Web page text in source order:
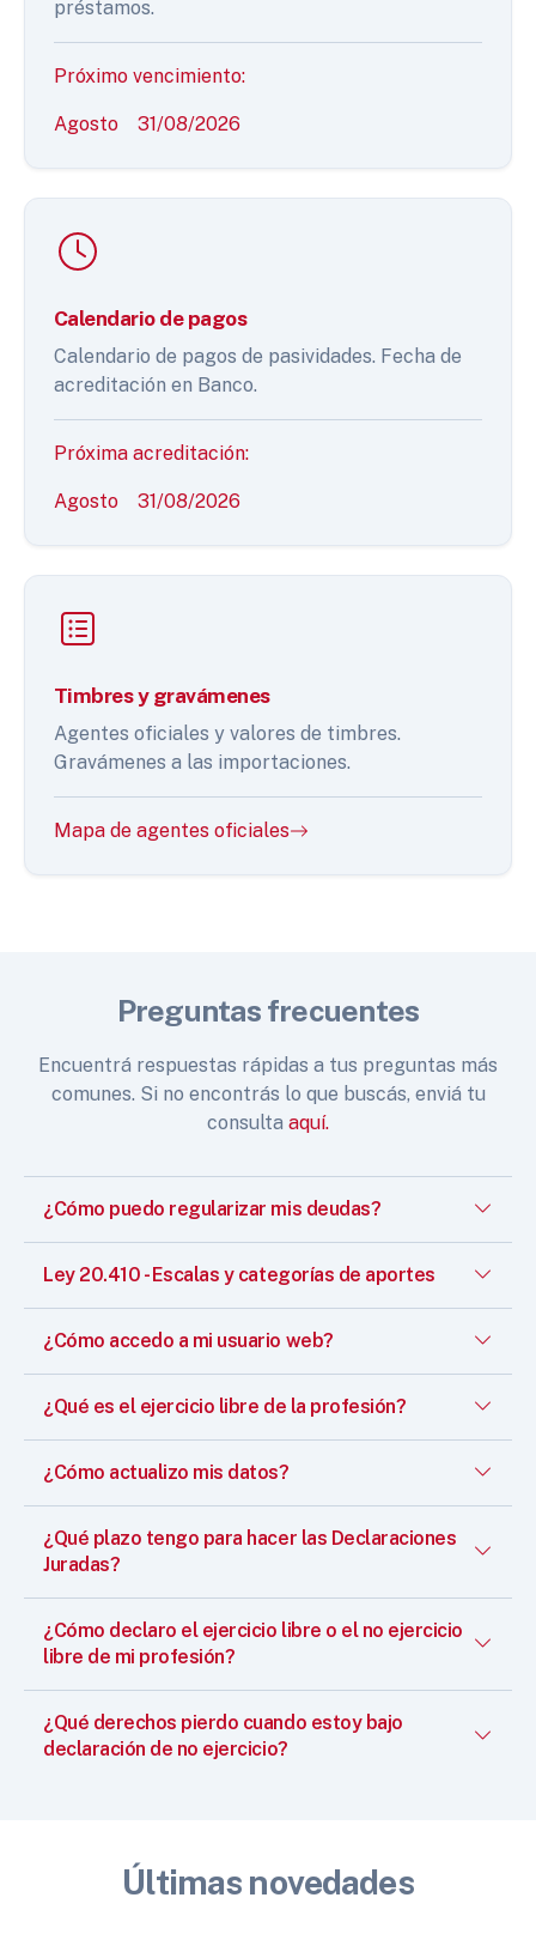
préstamos.
Próximo vencimiento:
Agosto 31/08/2026
Calendario de pagos
Calendario de pagos de pasividades. Fecha de
acreditación en Banco.
Próxima acreditación:
Agosto 31/08/2026
Timbres y gravámenes
Agentes oficiales y valores de timbres.
Gravámenes a las importaciones.
Mapa de agentes oficiales
Preguntas frecuentes
Encuentrá respuestas rápidas a tus preguntas más
comunes. Si no encontrás lo que buscás, enviá tu
consulta aquí.
¿Cómo puedo regularizar mis deudas?
Ley 20.410 - Escalas y categorías de aportes
¿Cómo accedo a mi usuario web?
¿Qué es el ejercicio libre de la profesión?
¿Cómo actualizo mis datos?
¿Qué plazo tengo para hacer las Declaraciones
Juradas?
¿Cómo declaro el ejercicio libre o el no ejercicio
libre de mi profesión?
¿Qué derechos pierdo cuando estoy bajo
declaración de no ejercicio?
Últimas novedades